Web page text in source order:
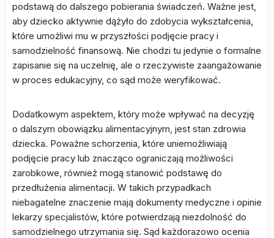
podstawą do dalszego pobierania świadczeń. Ważne jest,
aby dziecko aktywnie dążyło do zdobycia wykształcenia,
które umożliwi mu w przyszłości podjęcie pracy i
samodzielność finansową. Nie chodzi tu jedynie o formalne
zapisanie się na uczelnię, ale o rzeczywiste zaangażowanie
w proces edukacyjny, co sąd może weryfikować.
Dodatkowym aspektem, który może wpływać na decyzję
o dalszym obowiązku alimentacyjnym, jest stan zdrowia
dziecka. Poważne schorzenia, które uniemożliwiają
podjęcie pracy lub znacząco ograniczają możliwości
zarobkowe, również mogą stanowić podstawę do
przedłużenia alimentacji. W takich przypadkach
niebagatelne znaczenie mają dokumenty medyczne i opinie
lekarzy specjalistów, które potwierdzają niezdolność do
samodzielnego utrzymania się. Sąd każdorazowo ocenia